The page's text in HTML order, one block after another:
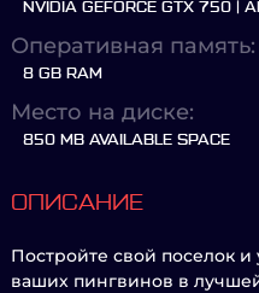
NVIDIA GEFORCE GTX 750 |
Оперативная память:
8 GB RAM
Место на диске:
850 MB AVAILABLE SPACE
ОПИСАНИЕ
Постройте свой поселок
ваших пингвинов в